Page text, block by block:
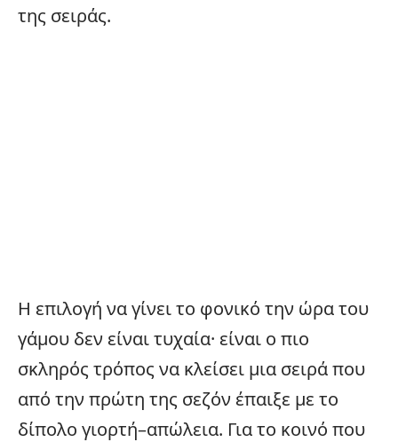
της σειράς.
Η επιλογή να γίνει το φονικό την ώρα του
γάμου δεν είναι τυχαία· είναι ο πιο
σκληρός τρόπος να κλείσει μια σειρά που
από την πρώτη της σεζόν έπαιξε με το
δίπολο γιορτή–απώλεια. Για το κοινό που